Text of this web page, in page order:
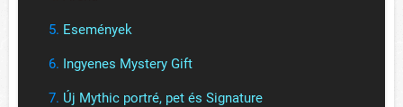
Események
Ingyenes Mystery Gift
Új Mythic portré, pet és Signature